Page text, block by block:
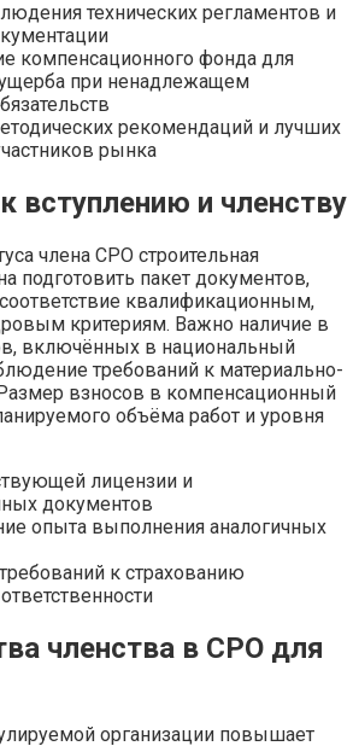
технических регламентов и
компенсационного фонда для
при ненадлежащем
рекомендаций и лучших
рынка
вступлению и членству
члена СРО строительная
подготовить пакет документов,
квалификационным,
критериям. Важно наличие в
включённых в национальный
требований к материально-
взносов в компенсационный
объёма работ и уровня
лицензии и
документов
опыта выполнения аналогичных
к страхованию
членства в СРО для
организации повышает